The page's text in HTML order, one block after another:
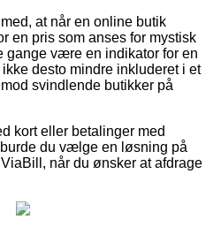
at når en online butik
en pris som anses for mystisk
gange være en indikator for en
desto mindre inkluderet i et
svindlende butikker på
kort eller betalinger med
du vælge en løsning på
når du ønsker at afdrage